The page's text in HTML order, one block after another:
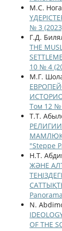
М.С.
№ 3
Г.Д.
THE
10 № 4
М.Г.
Том 12 №
Т.Т.
"Steppe
Н.Т.
ЖӘНЕ
N.
OF THE